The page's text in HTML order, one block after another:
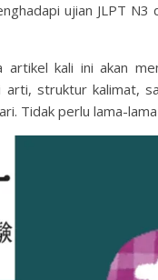
ujian JLPT
artikel kali ini akan
arti, struktur kalimat,
Tidak perlu lama-